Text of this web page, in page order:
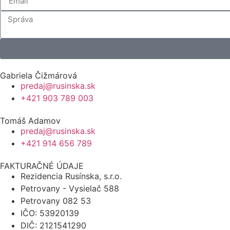
Gabriela Čižmárová
predaj@rusinska.sk
+421 903 789 003
Tomáš Adamov
predaj@rusinska.sk
+421 914 656 789
FAKTURAČNÉ ÚDAJE
Rezidencia Rusínska, s.r.o.
Petrovany - Vysielač 588
Petrovany 082 53
IČO: 53920139
DIČ: 21215‌41290